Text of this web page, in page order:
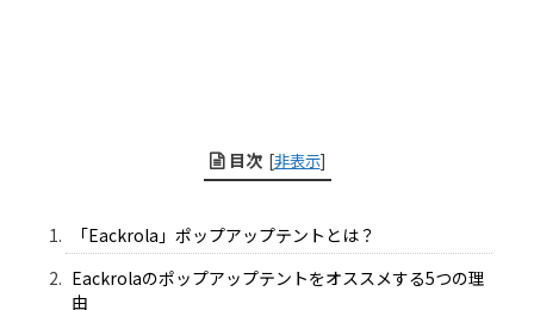
目次 [非表示]
「Eackrola」ポップアップテントとは？
Eackrolaのポップアップテントをオススメする5つの理
由